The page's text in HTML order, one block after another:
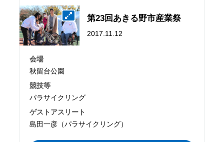
第23回あきる野市産業祭
2017.11.12
会場
秋留台公園
競技等
パラサイクリング
ゲストアスリート
島田一彦（パラサイクリング）